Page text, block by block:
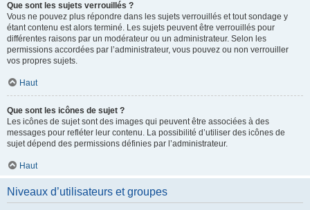
Que sont les sujets verrouillés ?
Vous ne pouvez plus répondre dans les sujets verrouillés et tout sondage y
étant contenu est alors terminé. Les sujets peuvent être verrouillés pour
différentes raisons par un modérateur ou un administrateur. Selon les
permissions accordées par l’administrateur, vous pouvez ou non verrouiller
vos propres sujets.
Haut
Que sont les icônes de sujet ?
Les icônes de sujet sont des images qui peuvent être associées à des
messages pour refléter leur contenu. La possibilité d’utiliser des icônes de
sujet dépend des permissions définies par l’administrateur.
Haut
Niveaux d’utilisateurs et groupes